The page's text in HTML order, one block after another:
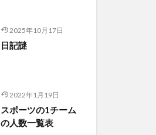
2025年10月17日
日記謎
2022年1月19日
スポーツの1チーム
の人数一覧表